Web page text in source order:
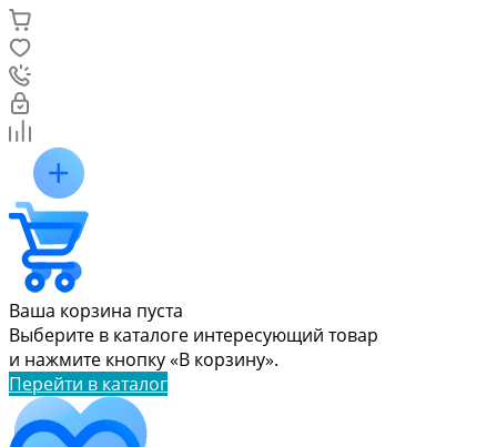
Ваша корзина пуста
Выберите в каталоге интересующий товар
и нажмите кнопку «В корзину».
Перейти в каталог